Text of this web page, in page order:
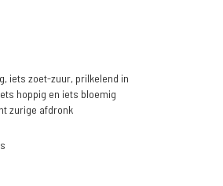
iets zoet-zuur, prilkelend in
hoppig en iets bloemig
zurige afdronk